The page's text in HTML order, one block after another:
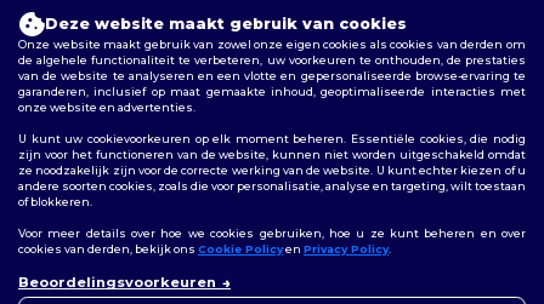
Algemene voorwaarden |Aanpassingsbeleid |Privacybeleid |
Cookiebeleid| Sitemap
Volg ons
Deze website maakt gebruik van cookies
Onze website maakt gebruik van zowel onze eigen cookies als cookies van derden om
de algehele functionaliteit te verbeteren, uw voorkeuren te onthouden, de prestaties
van de website te analyseren en een vlotte en gepersonaliseerde browse-ervaring te
garanderen, inclusief op maat gemaakte inhoud, geoptimaliseerde interacties met
onze website en advertenties.
U kunt uw cookievoorkeuren op elk moment beheren. Essentiële cookies, die nodig
zijn voor het functioneren van de website, kunnen niet worden uitgeschakeld omdat
ze noodzakelijk zijn voor de correcte werking van de website. U kunt echter kiezen of u
andere soorten cookies, zoals die voor personalisatie, analyse en targeting, wilt toestaan
of blokkeren.
Voor meer details over hoe we cookies gebruiken, hoe u ze kunt beheren en over
cookies van derden, bekijk ons Cookie Policyen Privacy Policy.
Beoordelingsvoorkeuren